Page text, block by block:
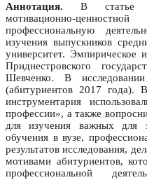
Аннотация. В статье
мотивационно-
профессиональную
изучения выпускников
университет. Эмпирическое
Приднестровского
Шевченко. В
(абитуриентов 2017 года). В
инструментария
профессии», а также
для изучения важных для
обучения в вузе,
результатов исследования,
мотивами абитуриентов,
профессиональной